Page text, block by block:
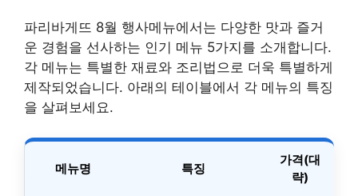
파리바게뜨 8월 행사메뉴에서는 다양한 맛과 즐거
운 경험을 선사하는 인기 메뉴 5가지를 소개합니다.
각 메뉴는 특별한 재료와 조리법으로 더욱 특별하게
제작되었습니다. 아래의 테이블에서 각 메뉴의 특징
을 살펴보세요.
메뉴명 특징
가격(대
략)